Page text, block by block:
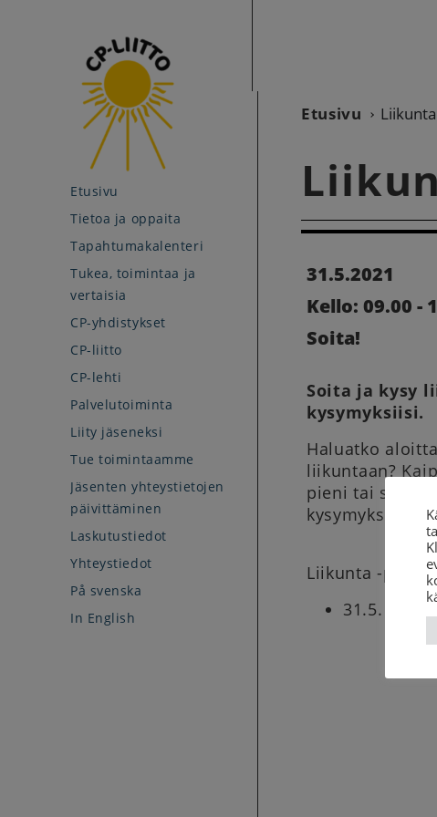
Etusivu
Tietoa ja oppaita
Tapahtumakalenteri
Tukea, toimintaa ja
vertaisia
CP-yhdistykset
CP-liitto
CP-lehti
Palvelutoiminta
Liity jäseneksi
Tue toimintaamme
Jäsenten yhteystietojen
päivittäminen
Laskutustiedot
Yhteystiedot
På svenska
In English
Etusivu
31.5.2021
Kello: 09.00 -
Soita!
Soita ja kysy
kysymyksiisi.
Haluatko
liikuntaan?
pieni tai suuri,
kysymyksissä
Liikunta -
31.5.